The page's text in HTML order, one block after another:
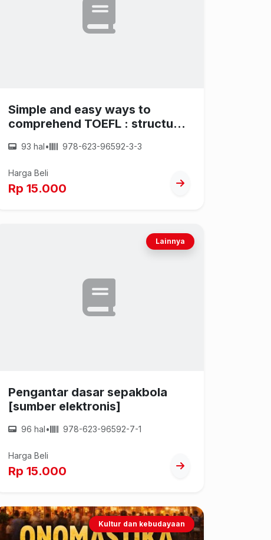
Simple and easy ways to
comprehend TOEFL : structure
93 hal• 978-623-96592-3-3
Harga Beli
Rp 15.000
Lainnya
Pengantar dasar sepakbola
[sumber elektronis]
96 hal• 978-623-96592-7-1
Harga Beli
Rp 15.000
Kultur dan kebudayaan